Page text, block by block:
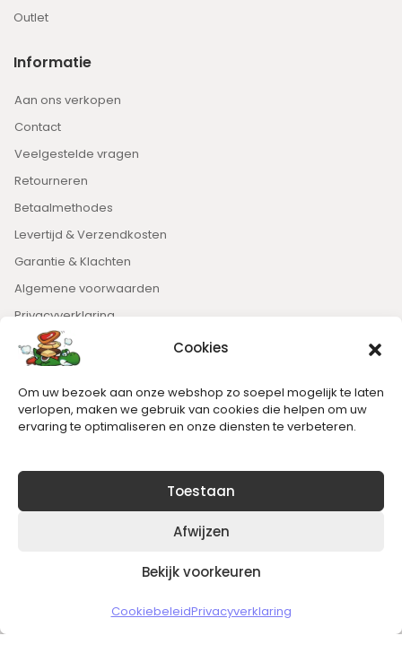
Cookies
Om uw bezoek aan onze webshop zo soepel mogelijk te laten
verlopen, maken we gebruik van cookies die helpen om uw
ervaring te optimaliseren en onze diensten te verbeteren.
Toestaan
Afwijzen
Bekijk voorkeuren
CookiebeleidPrivacyverklaring
Outlet
Informatie
Aan ons verkopen
Contact
Veelgestelde vragen
Retourneren
Betaalmethodes
Levertijd & Verzendkosten
Garantie & Klachten
Algemene voorwaarden
Privacyverklaring
Nieuwsbrief
Blijft op de hoogte van het laatste nieuws.